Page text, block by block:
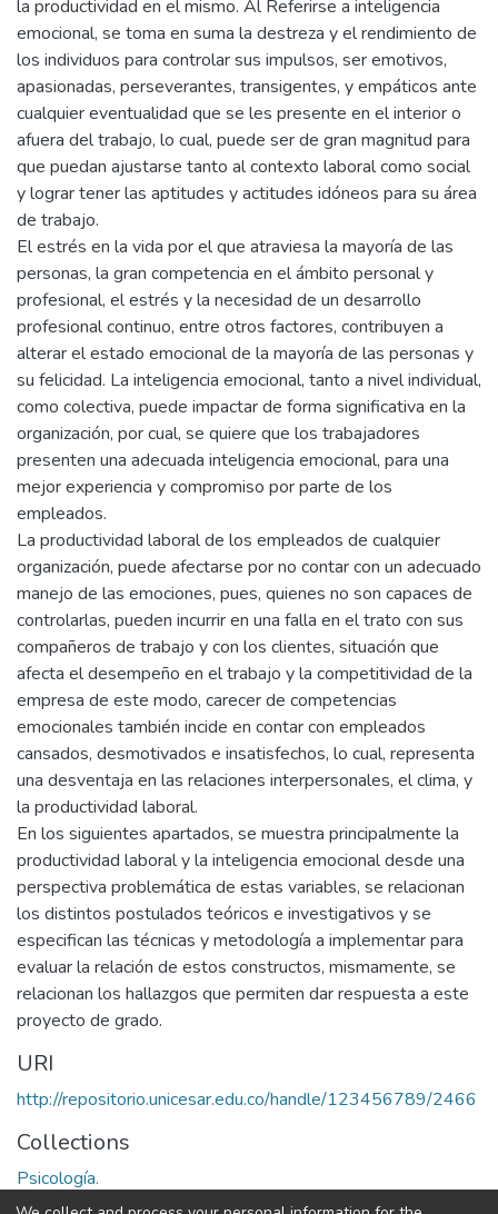
la productividad en el mismo. Al Referirse a inteligencia
emocional, se toma en suma la destreza y el rendimiento de
los individuos para controlar sus impulsos, ser emotivos,
apasionadas, perseverantes, transigentes, y empáticos ante
cualquier eventualidad que se les presente en el interior o
afuera del trabajo, lo cual, puede ser de gran magnitud para
que puedan ajustarse tanto al contexto laboral como social
y lograr tener las aptitudes y actitudes idóneos para su área
de trabajo.
El estrés en la vida por el que atraviesa la mayoría de las
personas, la gran competencia en el ámbito personal y
profesional, el estrés y la necesidad de un desarrollo
profesional continuo, entre otros factores, contribuyen a
alterar el estado emocional de la mayoría de las personas y
su felicidad. La inteligencia emocional, tanto a nivel individual,
como colectiva, puede impactar de forma significativa en la
organización, por cual, se quiere que los trabajadores
presenten una adecuada inteligencia emocional, para una
mejor experiencia y compromiso por parte de los
empleados.
La productividad laboral de los empleados de cualquier
organización, puede afectarse por no contar con un adecuado
manejo de las emociones, pues, quienes no son capaces de
controlarlas, pueden incurrir en una falla en el trato con sus
compañeros de trabajo y con los clientes, situación que
afecta el desempeño en el trabajo y la competitividad de la
empresa de este modo, carecer de competencias
emocionales también incide en contar con empleados
cansados, desmotivados e insatisfechos, lo cual, representa
una desventaja en las relaciones interpersonales, el clima, y
la productividad laboral.
En los siguientes apartados, se muestra principalmente la
productividad laboral y la inteligencia emocional desde una
perspectiva problemática de estas variables, se relacionan
los distintos postulados teóricos e investigativos y se
especifican las técnicas y metodología a implementar para
evaluar la relación de estos constructos, mismamente, se
relacionan los hallazgos que permiten dar respuesta a este
proyecto de grado.
URI
http://repositorio.unicesar.edu.co/handle/123456789/2466
Collections
Psicología.